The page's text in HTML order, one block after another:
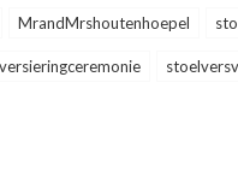
MrandMrshoutenhoepel